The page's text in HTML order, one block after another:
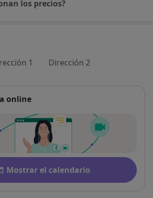
los precios?
1 Dirección 2
online
Mostrar el calendario